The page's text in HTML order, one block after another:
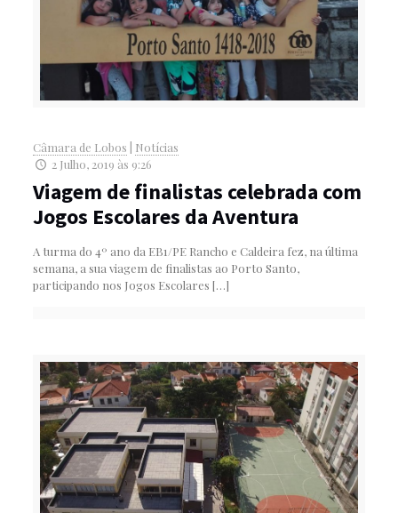
Câmara de Lobos
Notícias
2 Julho, 2019 às 9:26
Viagem de finalistas celebrada com
Jogos Escolares da Aventura
A turma do 4º ano da EB1/PE Rancho e Caldeira fez, na última
semana, a sua viagem de finalistas ao Porto Santo,
participando nos Jogos Escolares […]